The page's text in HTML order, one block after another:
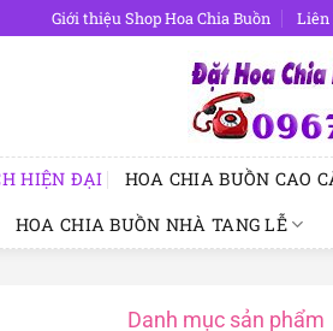
Giới thiệu Shop Hoa Chia Buồn Liên
HIỆN ĐẠI
HOA CHIA BUỒN CAO
HOA CHIA BUỒN NHÀ TANG LỄ
Danh mục sản phẩm